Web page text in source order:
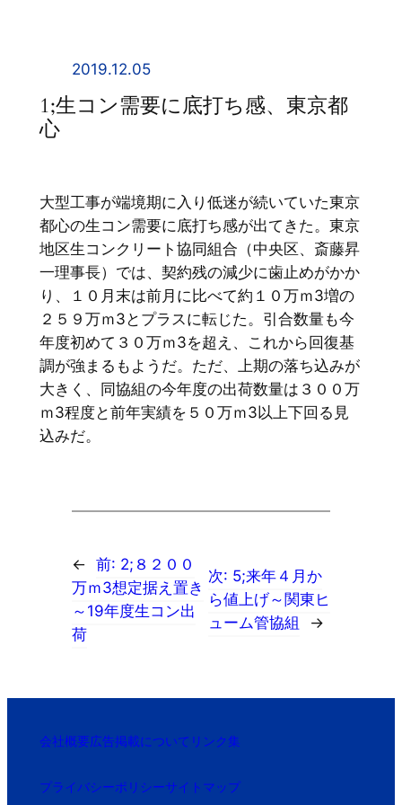
2019.12.05
1;生コン需要に底打ち感、東京都
心
大型工事が端境期に入り低迷が続いていた東京
都心の生コン需要に底打ち感が出てきた。東京
地区生コンクリート協同組合（中央区、斎藤昇
一理事長）では、契約残の減少に歯止めがかか
り、１０月末は前月に比べて約１０万ｍ3増の
２５９万ｍ3とプラスに転じた。引合数量も今
年度初めて３０万ｍ3を超え、これから回復基
調が強まるもようだ。ただ、上期の落ち込みが
大きく、同協組の今年度の出荷数量は３００万
ｍ3程度と前年実績を５０万ｍ3以上下回る見
込みだ。
← 前: 2;８２００
万ｍ3想定据え置き
～19年度生コン出
荷
次: 5;来年４月か
ら値上げ～関東ヒ
ューム管協組
→
会社概要広告掲載について リンク集
プライバシーポリシーサイトマップ